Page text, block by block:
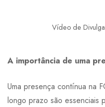
Vídeo de
A importância de uma
Uma presença contínua na
longo prazo são essenciais